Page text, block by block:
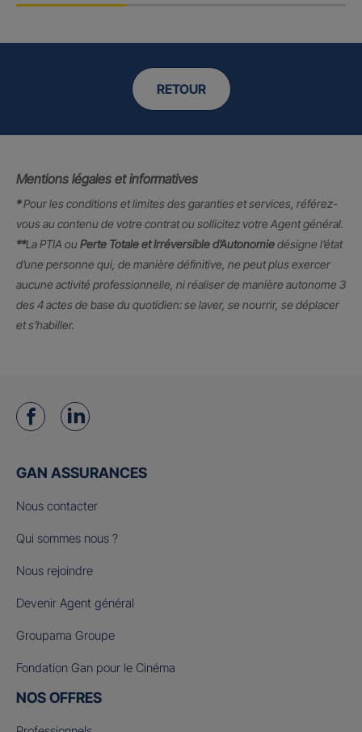
RETOUR
Mentions légales et informatives
*Pour les conditions et limites des garanties et services, référez-
vous au contenu de votre contrat ou sollicitez votre Agent général.
**La PTIA ou Perte Totale et Irréversible d’Autonomiedésigne l’état
d’une personne qui, de manière définitive, ne peut plus exercer
aucune activité professionnelle, ni réaliser de manière autonome 3
des 4 actes de base du quotidien: se laver, se nourrir, se déplacer
et s’habiller.
GAN ASSURANCES
Nous contacter
Qui sommes nous ?
Nous rejoindre
Devenir Agent général
Groupama Groupe
Fondation Gan pour le Cinéma
NOS OFFRES